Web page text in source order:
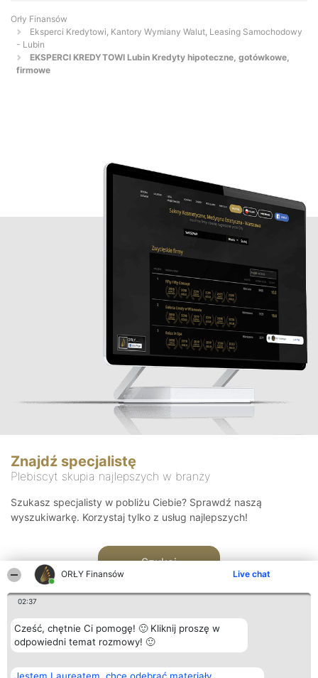
ORŁY Finansów Live chat
02:37
Cześć, chętnie Ci pomogę! 🙂 Kliknij proszę w
odpowiedni temat rozmowy! 🙂
Orły Finansów
Eksperci Kredytowi, Kantory Wymiany Walut, Leasing Samochodowy
- Lubin
EKSPERCI KREDYTOWI Lubin Kredyty hipoteczne, gotówkowe,
firmowe
Znajdź specjalistę
Plebiscyt skupia najlepszych w branży
Szukasz specjalisty w pobliżu Ciebie? Sprawdź naszą
wyszukiwarkę. Korzystaj tylko z usług najlepszych!
Szukaj
Organizator plebiscytu Plebiscyt Kontakt